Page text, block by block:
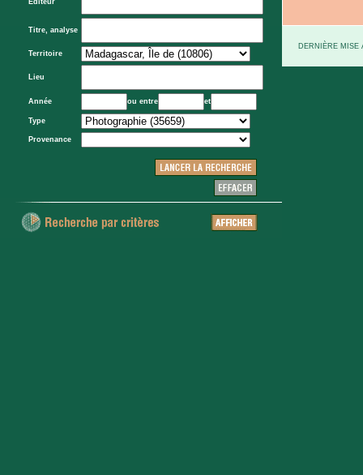
Editeur
Titre, analyse
Territoire
Lieu
Année ou entre et
Type
Provenance
DERNIÈRE MISE